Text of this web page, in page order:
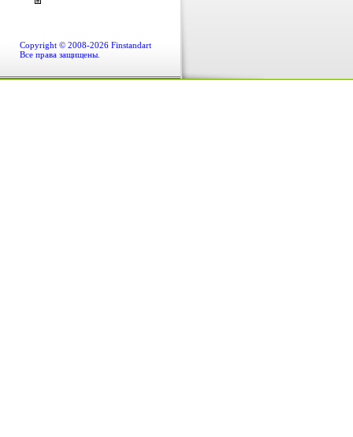
Copyright © 2008-2026 Finstandart
Все права защищены.